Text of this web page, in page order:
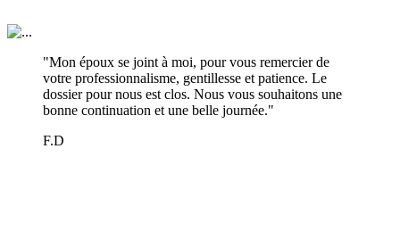
"Mon époux se joint à moi, pour vous remercier de
votre professionnalisme, gentillesse et patience. Le
dossier pour nous est clos. Nous vous souhaitons une
bonne continuation et une belle journée."
F.D